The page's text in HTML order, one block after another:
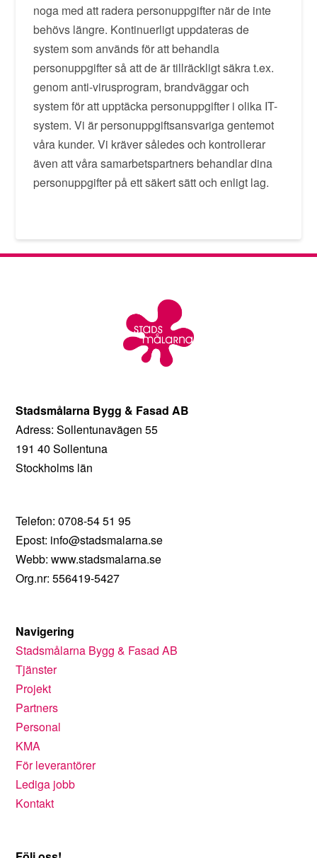
noga med att radera personuppgifter när de inte
behövs längre. Kontinuerligt uppdateras de
system som används för att behandla
personuppgifter så att de är tillräckligt säkra t.ex.
genom anti-virusprogram, brandväggar och
system för att upptäcka personuppgifter i olika IT-
system. Vi är personuppgiftsansvariga gentemot
våra kunder. Vi kräver således och kontrollerar
även att våra samarbetspartners behandlar dina
personuppgifter på ett säkert sätt och enligt lag.
Stadsmålarna Bygg & Fasad AB
Adress: Sollentunavägen 55
191 40 Sollentuna
Stockholms län
Telefon: 0708-54 51 95
Epost: info@stadsmalarna.se
Webb: www.stadsmalarna.se
Org.nr: 556419-5427
Navigering
Stadsmålarna Bygg & Fasad AB
Tjänster
Projekt
Partners
Personal
KMA
För leverantörer
Lediga jobb
Kontakt